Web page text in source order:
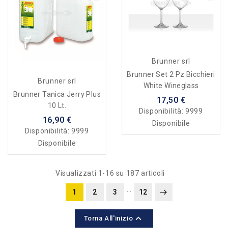
Brunner srl
Brunner Tanica Jerry Plus
10 Lt.
16,90 €
Disponibilità:9999
Disponibile
Brunner srl
Brunner Set 2 Pz Bicchieri
White Wineglass
17,50 €
Disponibilità:9999
Disponibile
Visualizzati 1-16 su 187 articoli
1 2 3 12
Torna All'inizio 